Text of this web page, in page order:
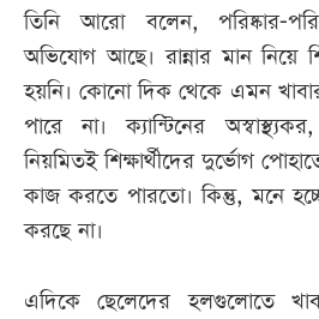
তিনি আরো বলেন, পরিষ্কার-
অভিযোগ আছে। রান্নার মান নিয়ে
হয়নি। কোনো দিক থেকে এমন খাবার
পারে না। ক্যান্টিনের
নিয়মিতই শিক্ষার্থীদের দুর্ভোগ
কাজ করতে পারতো। কিন্তু, মনে
করছে না।
এদিকে ছেলেদের হলগুলোতে